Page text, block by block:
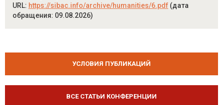
URL: https://sibac.info/archive/humanities/6.pdf (дата
обращения: 09.08.2026)
УСЛОВИЯ ПУБЛИКАЦИЙ
ВСЕ СТАТЬИ КОНФЕРЕНЦИИ